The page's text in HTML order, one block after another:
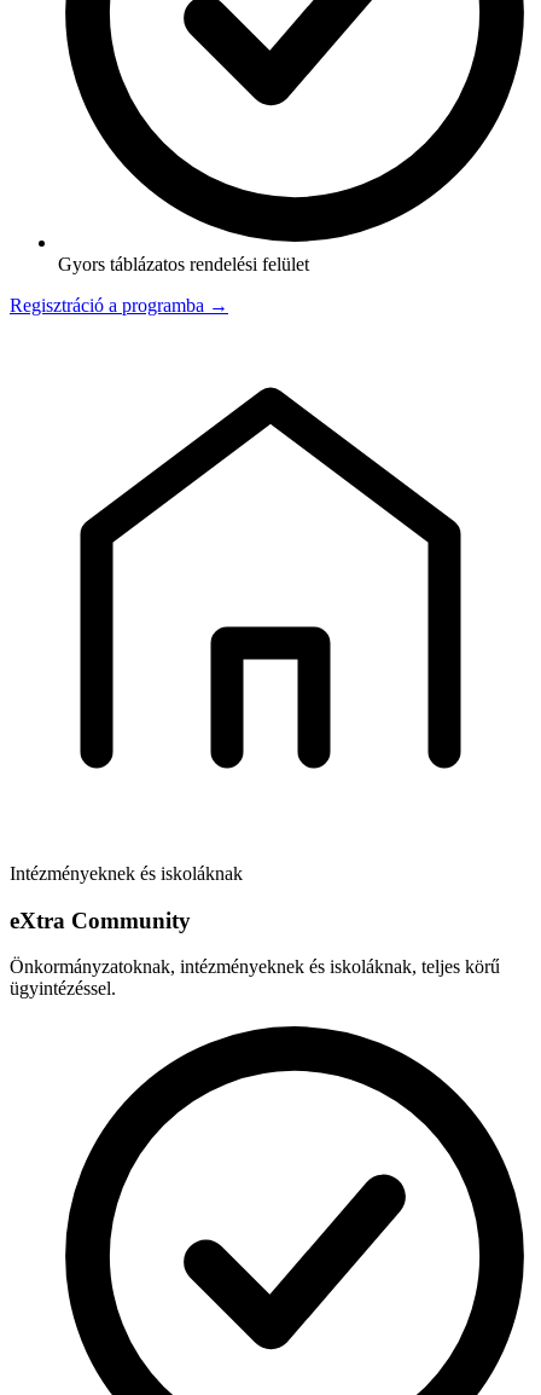
Gyors táblázatos rendelési felület
Regisztráció a programba →
Intézményeknek és iskoláknak
eXtra Community
Önkormányzatoknak, intézményeknek és iskoláknak, teljes körű
ügyintézéssel.